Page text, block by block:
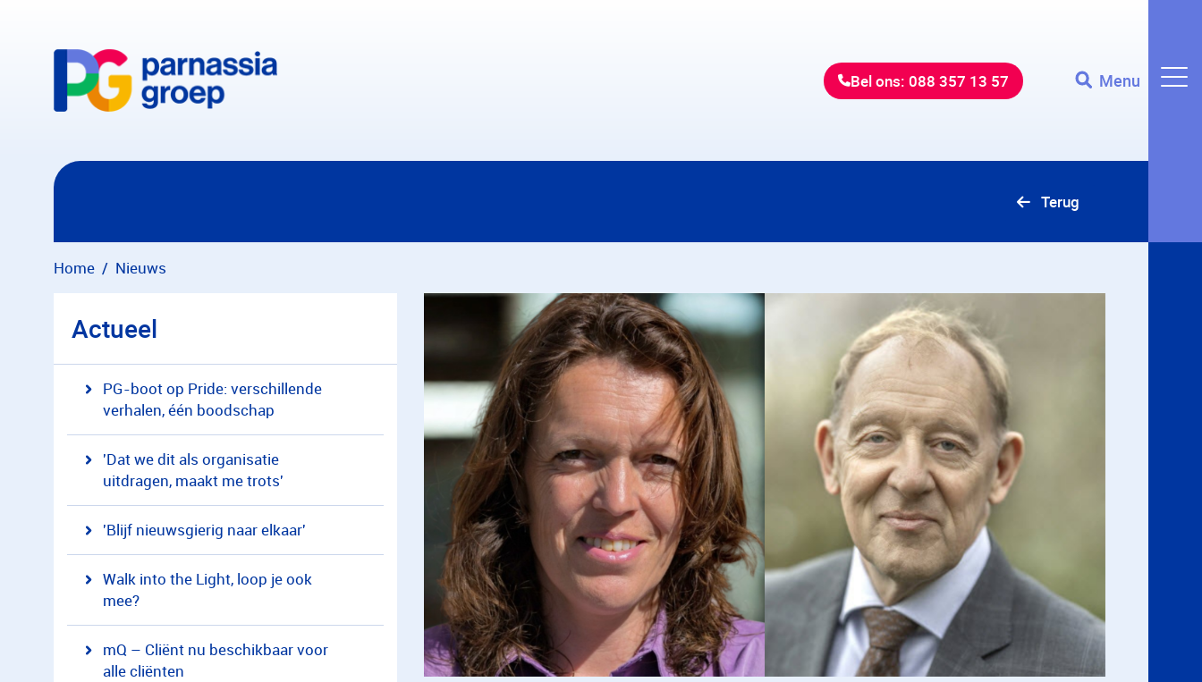
Bel ons: 088 357 13 57 Menu
Terug
Home Nieuws
Actueel
PG-boot op Pride: verschillende
verhalen, één boodschap
'Dat we dit als organisatie
uitdragen, maakt me trots'
'Blijf nieuwsgierig naar elkaar'
Walk into the Light, loop je ook
mee?
mQ – Cliënt nu beschikbaar voor
alle cliënten